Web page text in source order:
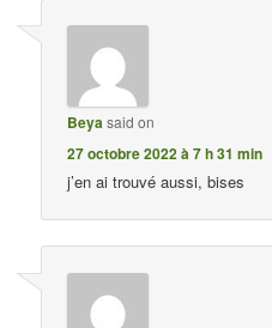
Beyasaid on
27 octobre 2022 à 7 h 31 min
j’en ai trouvé aussi, bises